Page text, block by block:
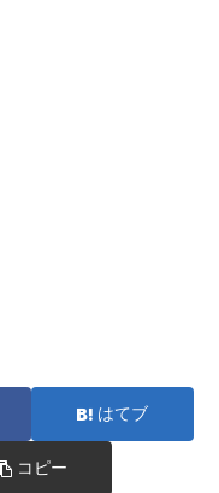
はてブ
コピー